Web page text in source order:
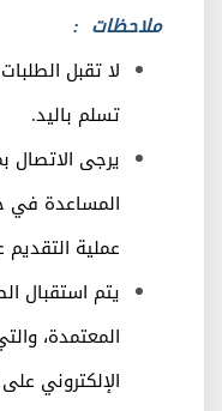
ملاحظات :
لا تقبل
تسلم باليد.
يرجى الاتصال
المساعدة في
عملية
يتم استقبال
المعتمدة،
الإلكتروني